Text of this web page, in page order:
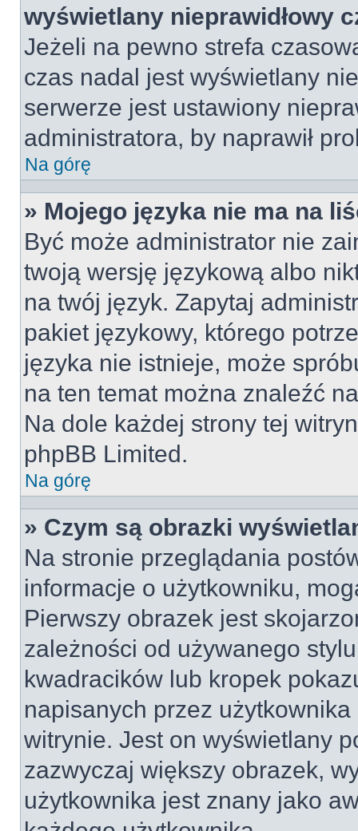
wyświetlany nieprawidłowy
Jeżeli na pewno strefa
czas nadal jest wyświetlany
serwerze jest ustawiony
administratora, by naprawił
Na górę
» Mojego języka nie ma na
Być może administrator nie
twoją wersję językową albo
na twój język. Zapytaj
pakiet językowy, którego
języka nie istnieje, może
na ten temat można znaleźć
Na dole każdej strony tej
phpBB Limited.
Na górę
» Czym są obrazki
Na stronie przeglądania
informacje o użytkowniku,
Pierwszy obrazek jest
zależności od używanego
kwadracików lub kropek
napisanych przez
witrynie. Jest on wyświetlany
zazwyczaj większy obrazek,
użytkownika jest znany jako